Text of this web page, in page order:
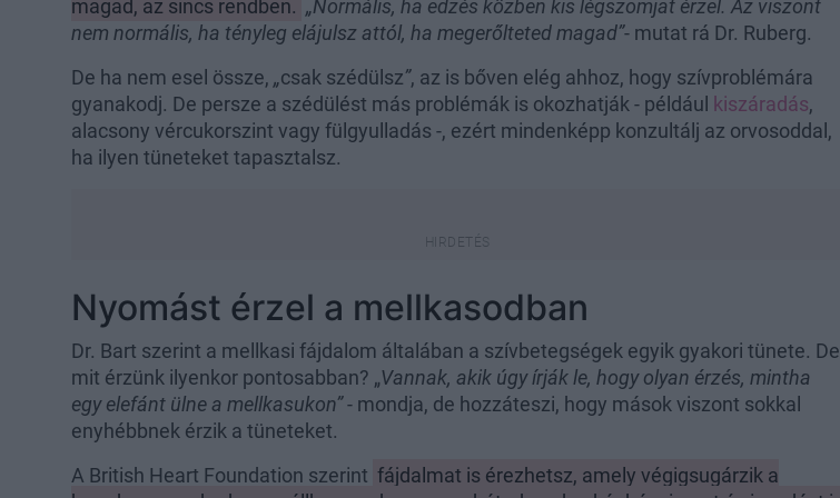
magad, az sincs rendben. „Normális, ha edzés közben kis légszomjat érzel. Az viszont
nem normális, ha tényleg elájulsz attól, ha megerőlteted magad”- mutat rá Dr. Ruberg.
De ha nem esel össze, „csak szédülsz”, az is bőven elég ahhoz, hogy szívproblémára
gyanakodj. De persze a szédülést más problémák is okozhatják - például kiszáradás,
alacsony vércukorszint vagy fülgyulladás -, ezért mindenképp konzultálj az orvosoddal,
ha ilyen tüneteket tapasztalsz.
Nyomást érzel a mellkasodban
Dr. Bart szerint a mellkasi fájdalom általában a szívbetegségek egyik gyakori tünete. De
mit érzünk ilyenkor pontosabban? „Vannak, akik úgy írják le, hogy olyan érzés, mintha
egy elefánt ülne a mellkasukon”- mondja, de hozzáteszi, hogy mások viszont sokkal
enyhébbnek érzik a tüneteket.
A British Heart Foundation szerint fájdalmat is érezhetsz, amely végigsugárzik a